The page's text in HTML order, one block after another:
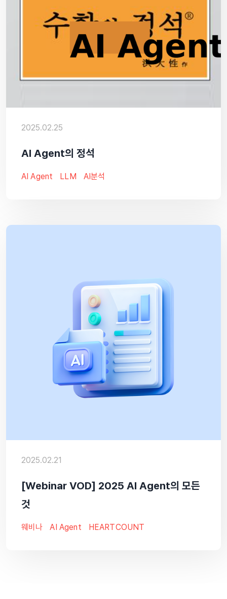
2025.02.25
AI Agent의 정석
AI Agent LLM AI분석
2025.02.21
[Webinar VOD] 2025 AI Agent의 모든
것
웨비나 AI Agent HEARTCOUNT